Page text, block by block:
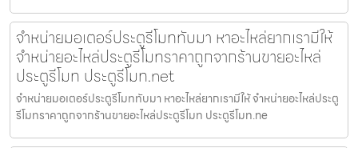
จำหน่ายมอเตอร์ประตูรีโมททับมา หาอะไหล่ยากเรามีให้
จำหน่ายอะไหล่ประตูรีโมทราคาถูกจากร้านขายอะไหล่
ประตูรีโมท ประตูรีโมท.net
จำหน่ายมอเตอร์ประตูรีโมททับมา หาอะไหล่ยากเรามีให้ จำหน่ายอะไหล่ประตู
รีโมทราคาถูกจากร้านขายอะไหล่ประตูรีโมท ประตูรีโมท.ne